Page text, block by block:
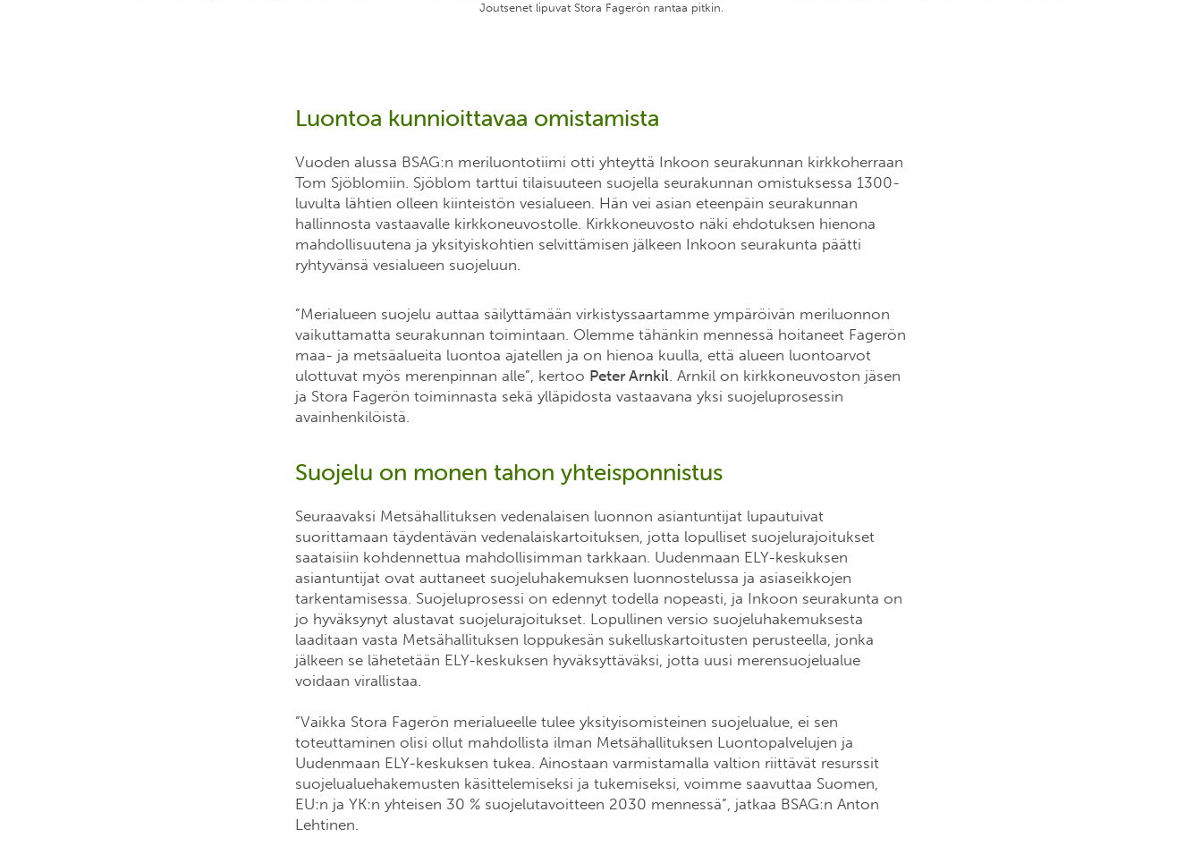
Joutsenet lipuvat Stora Fagerön rantaa pitkin.
Luontoa kunnioittavaa omistamista
Vuoden alussa BSAG:n meriluontotiimi otti yhteyttä Inkoon seurakunnan kirkkoherraan
Tom Sjöblomiin. Sjöblom tarttui tilaisuuteen suojella seurakunnan omistuksessa 1300-
luvulta lähtien olleen kiinteistön vesialueen. Hän vei asian eteenpäin seurakunnan
hallinnosta vastaavalle kirkkoneuvostolle. Kirkkoneuvosto näki ehdotuksen hienona
mahdollisuutena ja yksityiskohtien selvittämisen jälkeen Inkoon seurakunta päätti
ryhtyvänsä vesialueen suojeluun.
”Merialueen suojelu auttaa säilyttämään virkistyssaartamme ympäröivän meriluonnon
vaikuttamatta seurakunnan toimintaan. Olemme tähänkin mennessä hoitaneet Fagerön
maa- ja metsäalueita luontoa ajatellen ja on hienoa kuulla, että alueen luontoarvot
ulottuvat myös merenpinnan alle”, kertoo Peter Arnkil. Arnkil on kirkkoneuvoston jäsen
ja Stora Fagerön toiminnasta sekä ylläpidosta vastaavana yksi suojeluprosessin
avainhenkilöistä.
Suojelu on monen tahon yhteisponnistus
Seuraavaksi Metsähallituksen vedenalaisen luonnon asiantuntijat lupautuivat
suorittamaan täydentävän vedenalaiskartoituksen, jotta lopulliset suojelurajoitukset
saataisiin kohdennettua mahdollisimman tarkkaan. Uudenmaan ELY-keskuksen
asiantuntijat ovat auttaneet suojeluhakemuksen luonnostelussa ja asiaseikkojen
tarkentamisessa. Suojeluprosessi on edennyt todella nopeasti, ja Inkoon seurakunta on
jo hyväksynyt alustavat suojelurajoitukset. Lopullinen versio suojeluhakemuksesta
laaditaan vasta Metsähallituksen loppukesän sukelluskartoitusten perusteella, jonka
jälkeen se lähetetään ELY-keskuksen hyväksyttäväksi, jotta uusi merensuojelualue
voidaan virallistaa.
”Vaikka Stora Fagerön merialueelle tulee yksityisomisteinen suojelualue, ei sen
toteuttaminen olisi ollut mahdollista ilman Metsähallituksen Luontopalvelujen ja
Uudenmaan ELY-keskuksen tukea. Ainostaan varmistamalla valtion riittävät resurssit
suojelualuehakemusten käsittelemiseksi ja tukemiseksi, voimme saavuttaa Suomen,
EU:n ja YK:n yhteisen 30 % suojelutavoitteen 2030 mennessä”, jatkaa BSAG:n Anton
Lehtinen.